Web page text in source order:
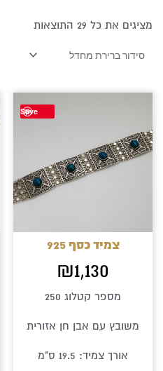
מציגים את כל ⁦29⁩ התוצאות
Save
צמיד כסף 925
₪1,130
מספר קטלוג 250
משובץ עם אבן חן אזורית
אורך צמיד: 19.5 ס"מ
למוצר
מספר
סוגים.